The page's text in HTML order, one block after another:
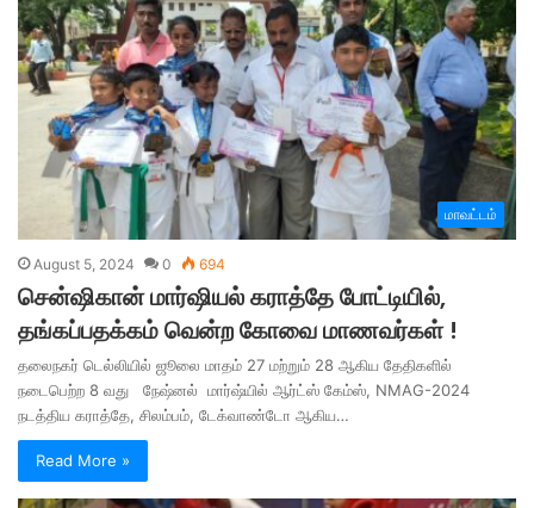
மாவட்டம்
August 5, 2024 0 694
சென்ஷிகான் மார்ஷியல் கராத்தே போட்டியில்,
தங்கப்பதக்கம் வென்ற கோவை மாணவர்கள் !
தலைநகர் டெல்லியில் ஜூலை மாதம் 27 மற்றும் 28 ஆகிய தேதிகளில்
நடைபெற்ற 8 வது நேஷ்னல் மார்ஷ்யில் ஆர்ட்ஸ் கேம்ஸ், NMAG-2024
நடத்திய கராத்தே, சிலம்பம், டேக்வாண்டோ ஆகிய…
Read More »